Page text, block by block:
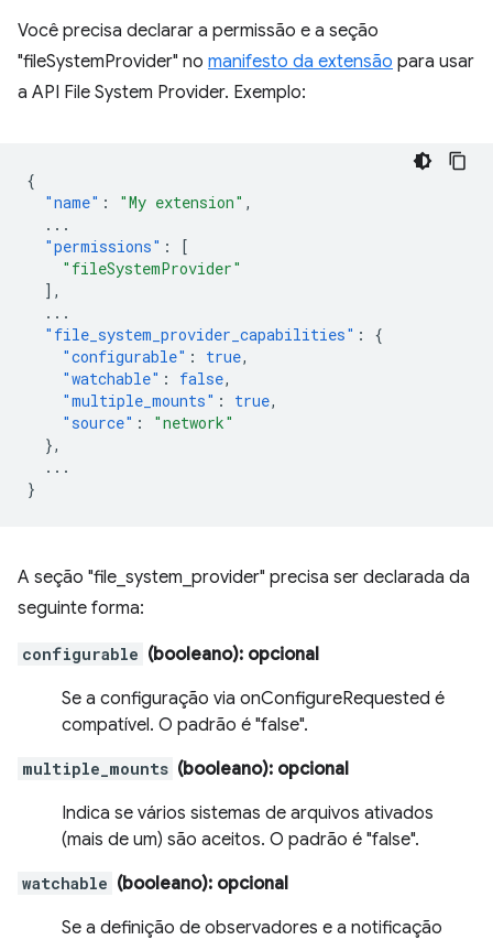
Você precisa declarar a permissão e a seção
"fileSystemProvider" no manifesto da extensão para usar
a API File System Provider. Exemplo:
{
"name" : "My extension" ,
...
"permissions" :
[
"fileSystemProvider"
],
...
"file_system_provider_capabilities" :
{
"configurable" : true,
"watchable" : false,
"multiple_mounts" : true,
"source" :
"network"
},
...
}
A seção "file_system_provider" precisa ser declarada da
seguinte forma:
configurable (booleano): opcional
Se a configuração via onConfigureRequested é
compatível. O padrão é "false".
multiple_mounts (booleano): opcional
Indica se vários sistemas de arquivos ativados
(mais de um) são aceitos. O padrão é "false".
watchable (booleano): opcional
Se a definição de observadores e a notificação